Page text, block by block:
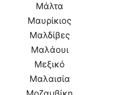
Μάλτα
Μαυρίκιος
Μαλδίβες
Μαλάουι
Μεξικό
Μαλαισία